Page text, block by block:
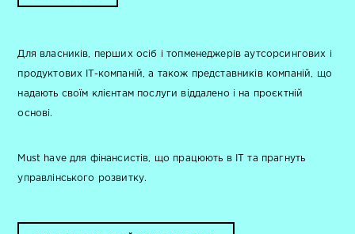
Для власників, перших осіб і топменеджерів аутсорсингових і
продуктових IT-компаній, а також представників компаній, що
надають своїм клієнтам послуги віддалено і на проєктній
основі.
Must have для фінансистів, що працюють в IT та прагнуть
управлінського розвитку.